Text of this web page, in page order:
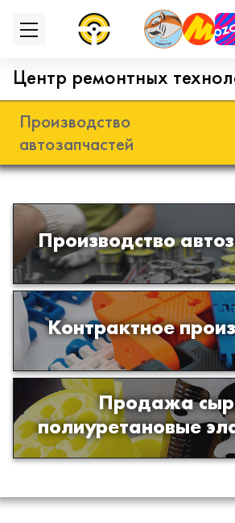
Центр ремонтных
Производство
автозапчастей
Производство
Разработка и
из эластомеров
Контрактное
Производство изделий
и полимеров по
Продажа
полиуретановые
Продажа сырья для
изделий из